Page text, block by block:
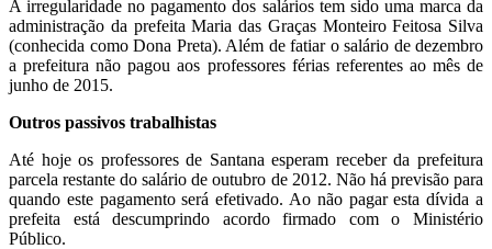
A irregularidade no pagamento dos salários tem sido uma marca da
administração da prefeita Maria das Graças Monteiro Feitosa Silva
(conhecida como Dona Preta). Além de fatiar o salário de dezembro
a prefeitura não pagou aos professores férias referentes ao mês de
junho de 2015.
Outros passivos trabalhistas
Até hoje os professores de Santana esperam receber da prefeitura
parcela restante do salário de outubro de 2012. Não há previsão para
quando este pagamento será efetivado. Ao não pagar esta dívida a
prefeita está descumprindo acordo firmado com o Ministério
Público.